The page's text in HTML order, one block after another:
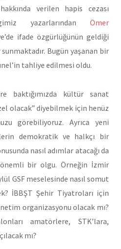
verilen hapis cezası
yazarlarından Ömer
ifade özgürlüğünün geldiği
Bugün yaşanan bir
tahliye edilmesi oldu.
baktığımızda kültür sanat
olacak” diyebilmek için henüz
görebiliyoruz. Ayrıca yeni
demokratik ve halkçı bir
nasıl adımlar atacağı da
bir olgu. Örneğin İzmir
GSF meselesinde nasıl somut
İBBŞT Şehir Tiyatroları için
organizasyonu olacak mı?
amatörlere, STK’lara,
mı?